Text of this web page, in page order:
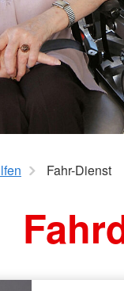
Fahr-Dienst